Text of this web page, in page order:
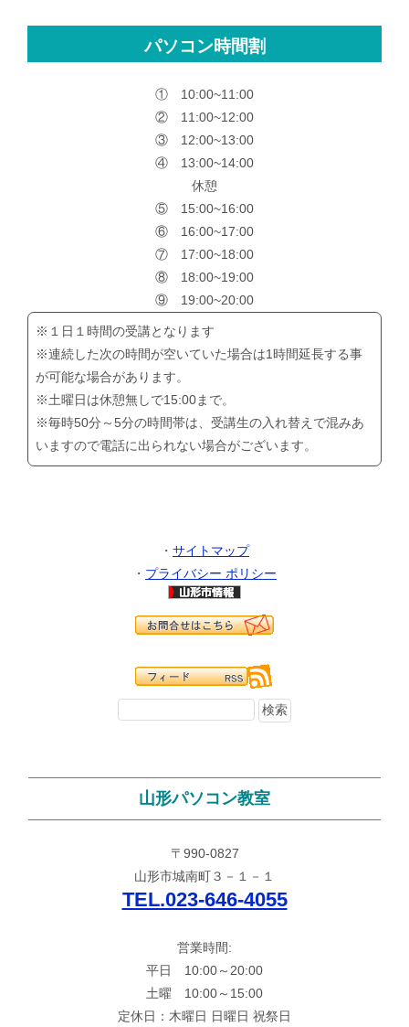
パソコン時間割
① 10:00~11:00
② 11:00~12:00
③ 12:00~13:00
④ 13:00~14:00
休憩
⑤ 15:00~16:00
⑥ 16:00~17:00
⑦ 17:00~18:00
⑧ 18:00~19:00
⑨ 19:00~20:00
※１日１時間の受講となります
※連続した次の時間が空いていた場合は1時間延長する事
が可能な場合があります。
※土曜日は休憩無しで15:00まで。
※毎時50分～5分の時間帯は、受講生の入れ替えで混みあ
いますので電話に出られない場合がございます。
・ サイトマップ
・ プライバシー ポリシー
山形パソコン教室
〒990-0827
山形市城南町３－１－１
TEL.023-646-4055
営業時間:
平日 10:00～20:00
土曜 10:00～15:00
定休日：木曜日 日曜日 祝祭日